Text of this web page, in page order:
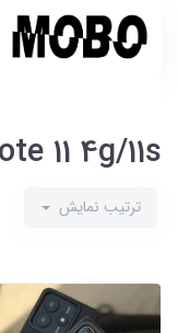
11 4g/11s
ترتیب نمایش